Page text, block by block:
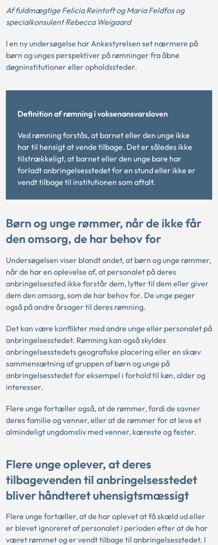
Af fuldmægtige Felicia Reintoft og Maria Feldfos og
specialkonsulent Rebecca Weigaard
I en ny undersøgelse har Ankestyrelsen set nærmere på
børn og unges perspektiver på rømninger fra åbne
døgninstitutioner eller opholdssteder.
Definition af rømning i voksenansvarsloven
Ved rømning forstås, at barnet eller den unge ikke
har til hensigt at vende tilbage. Det er således ikke
tilstrækkeligt, at barnet eller den unge bare har
forladt anbringelsesstedet for en stund eller ikke er
vendt tilbage til institutionen som aftalt.
Børn og unge rømmer, når de ikke får
den omsorg, de har behov for
Undersøgelsen viser blandt andet, at børn og unge rømmer,
når de har en oplevelse af, at personalet på deres
anbringelsessted ikke forstår dem, lytter til dem eller giver
dem den omsorg, som de har behov for. De unge peger
også på andre årsager til deres rømning.
Det kan være konflikter med andre unge eller personalet på
anbringelsesstedet. Rømning kan også skyldes
anbringelsesstedets geografiske placering eller en skæv
sammensætning af gruppen af børn og unge på
anbringelsesstedet for eksempel i forhold til køn, alder og
interesser.
Flere unge fortæller også, at de rømmer, fordi de savner
deres familie og venner, eller at de rømmer for at leve et
almindeligt ungdomsliv med venner, kæreste og fester.
Flere unge oplever, at deres
tilbagevenden til anbringelsesstedet
bliver håndteret uhensigtsmæssigt
Flere unge fortæller, at de har oplevet at få skæld ud eller
er blevet ignoreret af personalet i perioden efter at de har
været rømmet og er vendt tilbage til anbringelsesstedet. I